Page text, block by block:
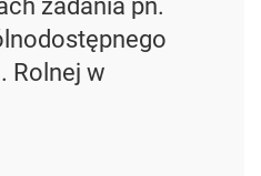
zadania pn.
Rolnej w